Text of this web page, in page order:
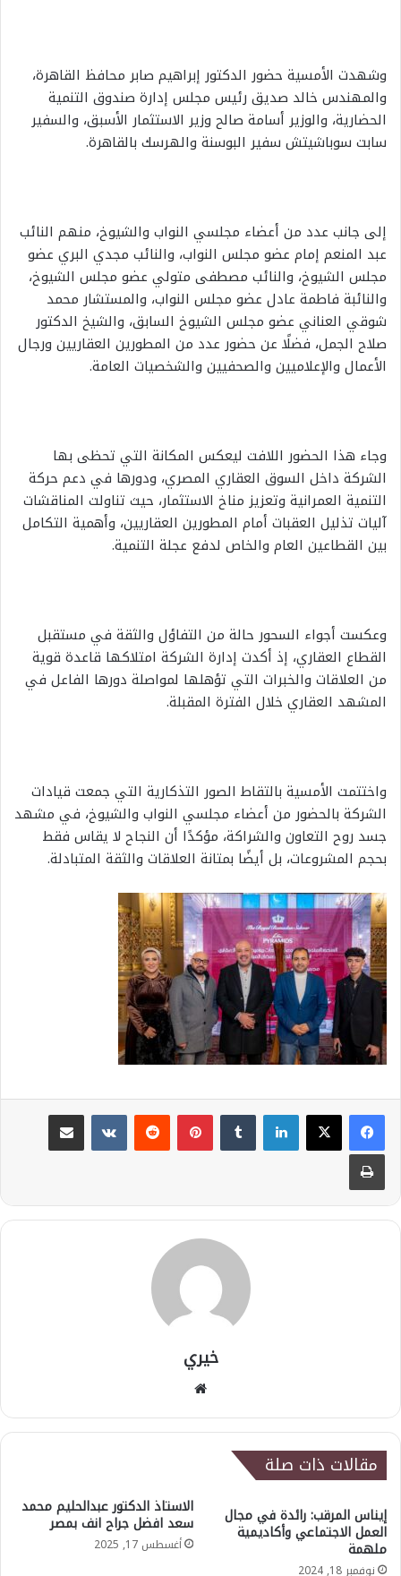
وشهدت الأمسية حضور الدكتور إبراهيم صابر محافظ القاهرة،
والمهندس خالد صديق رئيس مجلس إدارة صندوق التنمية
الحضارية، والوزير أسامة صالح وزير الاستثمار الأسبق، والسفير
سابت سوباشيتش سفير البوسنة والهرسك بالقاهرة.
إلى جانب عدد من أعضاء مجلسي النواب والشيوخ، منهم النائب
عبد المنعم إمام عضو مجلس النواب، والنائب مجدي البري عضو
مجلس الشيوخ، والنائب مصطفى متولي عضو مجلس الشيوخ،
والنائبة فاطمة عادل عضو مجلس النواب، والمستشار محمد
شوقي العناني عضو مجلس الشيوخ السابق، والشيخ الدكتور
صلاح الجمل، فضلًا عن حضور عدد من المطورين العقاريين ورجال
الأعمال والإعلاميين والصحفيين والشخصيات العامة.
وجاء هذا الحضور اللافت ليعكس المكانة التي تحظى بها
الشركة داخل السوق العقاري المصري، ودورها في دعم حركة
التنمية العمرانية وتعزيز مناخ الاستثمار، حيث تناولت المناقشات
آليات تذليل العقبات أمام المطورين العقاريين، وأهمية التكامل
بين القطاعين العام والخاص لدفع عجلة التنمية.
وعكست أجواء السحور حالة من التفاؤل والثقة في مستقبل
القطاع العقاري، إذ أكدت إدارة الشركة امتلاكها قاعدة قوية
من العلاقات والخبرات التي تؤهلها لمواصلة دورها الفاعل في
المشهد العقاري خلال الفترة المقبلة.
واختتمت الأمسية بالتقاط الصور التذكارية التي جمعت قيادات
الشركة بالحضور من أعضاء مجلسي النواب والشيوخ، في مشهد
جسد روح التعاون والشراكة، مؤكدًا أن النجاح لا يقاس فقط
بحجم المشروعات، بل أيضًا بمتانة العلاقات والثقة المتبادلة.
لينكدإن بينتيريست
مشاركة عبر البريد
طباعة
خيري
مقالات ذات صلة
إيناس المرقب: رائدة في مجال
العمل الاجتماعي وأكاديمية
ملهمة
نوفمبر 18, 2024
الاستاذ الدكتور عبدالحليم محمد
سعد افضل جراح انف بمصر
أغسطس 17, 2025